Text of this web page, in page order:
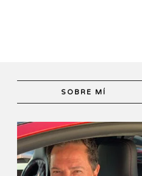
SOBRE MÍ